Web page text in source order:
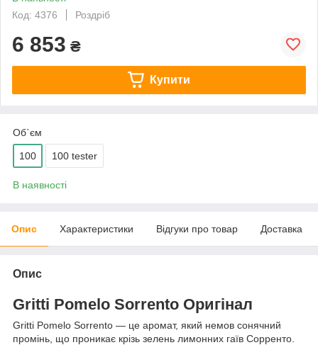
Код: 4376
Роздріб
6 853 ₴
Купити
Об`єм
100 100 tester
В наявності
Опис Характеристики Відгуки про товар Доставка
Опис
Gritti Pomelo Sorrento Оригінал
Gritti Pomelo Sorrento — це аромат, який немов сонячний
промінь, що проникає крізь зелень лимонних гаїв Сорренто.